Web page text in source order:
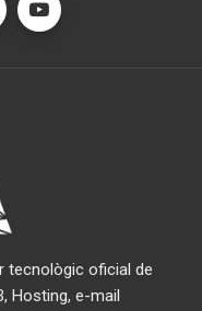
tecnològic oficial de
Hosting, e-mail